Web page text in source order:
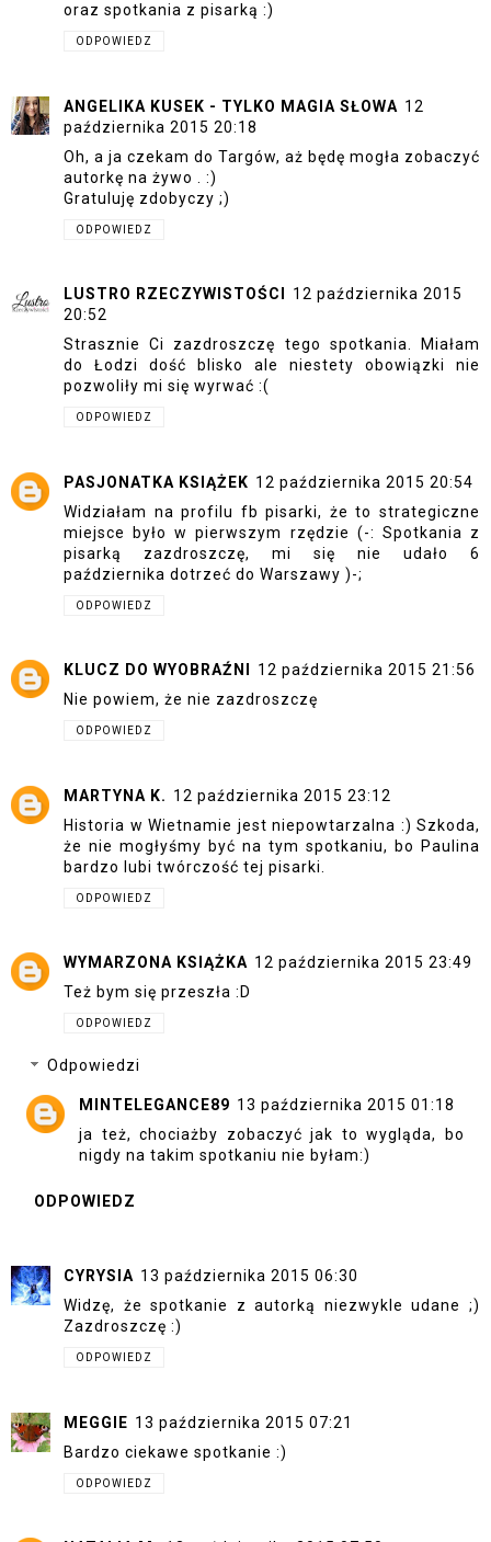
oraz spotkania z pisarką :)
ODPOWIEDZ
ANGELIKA KUSEK - TYLKO MAGIA SŁOWA 12
października 2015 20:18
Oh, a ja czekam do Targów, aż będę mogła zobaczyć
autorkę na żywo . :)
Gratuluję zdobyczy ;)
ODPOWIEDZ
LUSTRO RZECZYWISTOŚCI
12 października 2015
20:52
Strasznie Ci zazdroszczę tego spotkania. Miałam
do Łodzi dość blisko ale niestety obowiązki nie
pozwoliły mi się wyrwać :(
ODPOWIEDZ
PASJONATKA KSIĄŻEK 12 października 2015 20:54
Widziałam na profilu fb pisarki, że to strategiczne
miejsce było w pierwszym rzędzie (-: Spotkania z
pisarką zazdroszczę, mi się nie udało 6
października dotrzeć do Warszawy )-;
ODPOWIEDZ
KLUCZ DO WYOBRAŹNI
12 października 2015 21:56
Nie powiem, że nie zazdroszczę
ODPOWIEDZ
MARTYNA K. 12 października 2015 23:12
Historia w Wietnamie jest niepowtarzalna :) Szkoda,
że nie mogłyśmy być na tym spotkaniu, bo Paulina
bardzo lubi twórczość tej pisarki.
ODPOWIEDZ
WYMARZONA KSIĄŻKA 12 października 2015 23:49
Też bym się przeszła :D
ODPOWIEDZ
Odpowiedzi
MINTELEGANCE89 13 października 2015 01:18
ja też, chociażby zobaczyć jak to wygląda, bo
nigdy na takim spotkaniu nie byłam:)
ODPOWIEDZ
CYRYSIA 13 października 2015 06:30
Widzę, że spotkanie z autorką niezwykle udane ;)
Zazdroszczę :)
ODPOWIEDZ
MEGGIE 13 października 2015 07:21
Bardzo ciekawe spotkanie :)
ODPOWIEDZ